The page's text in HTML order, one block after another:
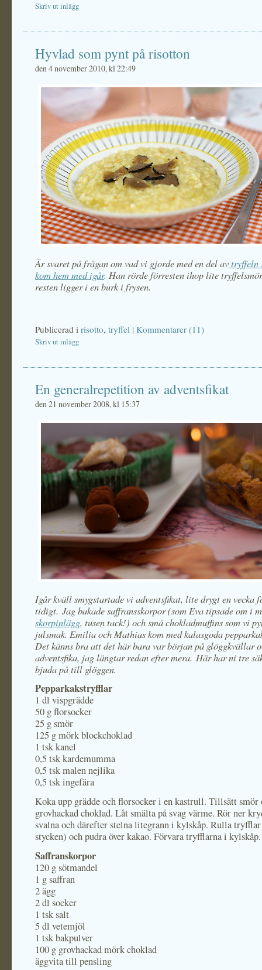
Skriv ut inlägg
Hyvlad som pynt på risotton
den 4 november 2010, kl 22:49
Är svaret på frågan om vad vi gjorde med en del avtryffeln
kom hem med igår. Han rörde förresten ihop lite
resten ligger i en burk i frysen.
Publicerad i risotto, tryffel | Kommentarer (11)
Skriv ut inlägg
En generalrepetition av adventsfikat
den 21 november 2008, kl 15:37
Igår kväll smygstartade vi adventsfikat, lite drygt en vecka
tidigt. Jag bakade saffransskorpor (som Eva tipsade om i
skorpinlägg, tusen tack!) och små chokladmuffins som vi
julsmak. Emilia och Mathias kom med kalasgoda
Det känns bra att det här bara var början på glöggkvällar
adventsfika, jag längtar redan efter mera. Här har ni tre
bjuda på till glöggen.
Pepparkakstryfflar
1 dl vispgrädde
50 g florsocker
25 g smör
125 g mörk blockchoklad
1 tsk kanel
0,5 tsk kardemumma
0,5 tsk malen nejlika
0,5 tsk ingefära
Koka upp grädde och florsocker i en kastrull. Tillsätt smör
grovhackad choklad. Låt smälta på svag värme. Rör ner
svalna och därefter stelna litegrann i kylskåp. Rulla
stycken) och pudra över kakao. Förvara tryfflarna i kylskåp.
Saffranskorpor
120 g sötmandel
1 g saffran
2 ägg
2 dl socker
1 tsk salt
5 dl vetemjöl
1 tsk bakpulver
100 g grovhackad mörk choklad
äggvita till pensling